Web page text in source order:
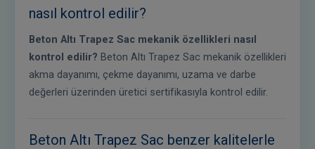
nasıl kontrol edilir?
Beton Altı Trapez Sac mekanik özellikleri nasıl
kontrol edilir? Beton Altı Trapez Sac mekanik özellikleri
akma dayanımı, çekme dayanımı, uzama ve darbe
değerleri üzerinden üretici sertifikasıyla kontrol edilir.
Beton Altı Trapez Sac benzer kalitelerle